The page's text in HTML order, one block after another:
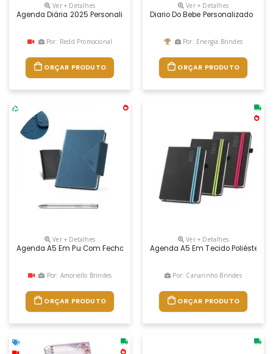
Ver + Detalhes
Agenda Diária 2025 Personalizada
Por: Redd Promocional
ORÇAR PRODUTO
Ver + Detalhes
Diario Do Bebe Personalizado
Por: Energia Brindes
ORÇAR PRODUTO
Ver + Detalhes
Agenda A5 Em Pu Com Fecho Magnético. Está Organizada Num Plano
Por: Amoriello Brindes
ORÇAR PRODUTO
Ver + Detalhes
Agenda A5 Em Tecido Poliéster.
Por: Canarinho Brindes
ORÇAR PRODUTO